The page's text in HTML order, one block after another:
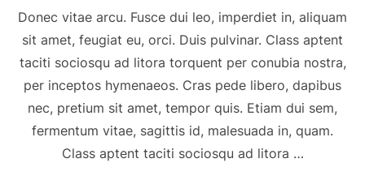
Donec vitae arcu. Fusce dui leo, imperdiet in, aliquam
sit amet, feugiat eu, orci. Duis pulvinar. Class aptent
taciti sociosqu ad litora torquent per conubia nostra,
per inceptos hymenaeos. Cras pede libero, dapibus
nec, pretium sit amet, tempor quis. Etiam dui sem,
fermentum vitae, sagittis id, malesuada in, quam.
Class aptent taciti sociosqu ad litora …